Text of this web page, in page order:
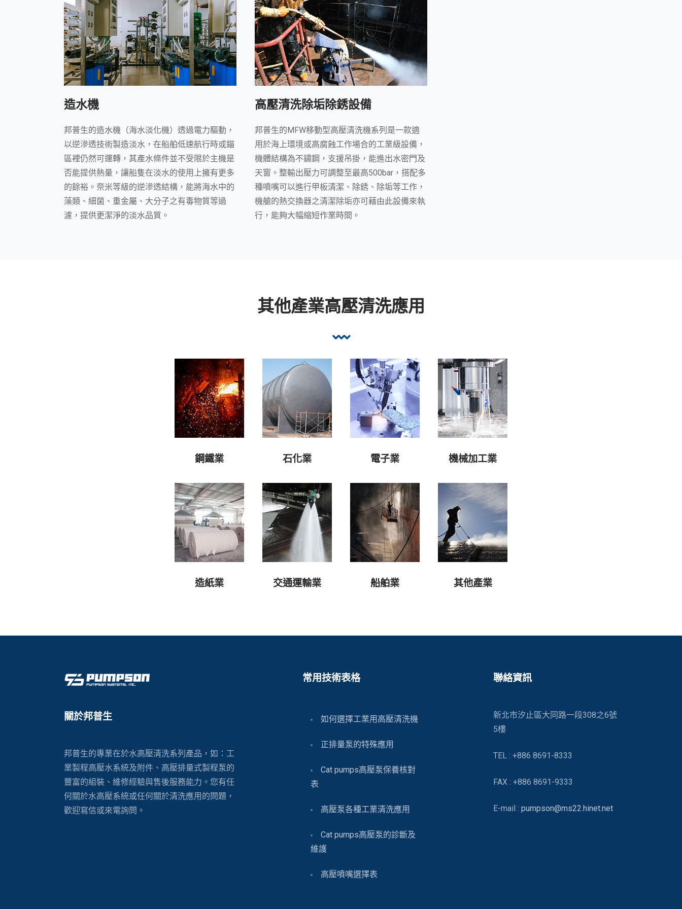
高壓清洗除垢除銹設備
邦普生的MFW移動型高壓清洗機系列是一款適
用於海上環境或高腐蝕工作場合的工業級設備，
機體結構為不鏽鋼，支援吊掛，能進出水密門及
天窗。整輸出壓力可調整至最高500bar，搭配多
種噴嘴可以進行甲板清潔、除銹、除垢等工作，
機艙的熱交換器之清潔除垢亦可藉由此設備來執
行，能夠大幅縮短作業時間。
造水機
邦普生的造水機（海水淡化機）透過電力驅動，
以逆滲透技術製造淡水，在船舶低速航行時或錨
區裡仍然可運轉，其產水條件並不受限於主機是
否能提供熱量，讓船隻在淡水的使用上擁有更多
的餘裕。奈米等級的逆滲透結構，能將海水中的
藻類、細菌、重金屬、大分子之有毒物質等過
濾，提供更潔淨的淡水品質。
其他產業高壓清洗應用
鋼鐵業 石化業 電子業 機械加工業
造紙業 交通運輸業 船舶業 其他產業
關於邦普生
邦普生的專業在於水高壓清洗系列產品，如：工
業製程高壓水系統及附件、高壓排量式製程泵的
豐富的組裝、維修經驗與售後服務能力。您有任
何關於水高壓系統或任何關於清洗應用的問題，
歡迎寫信或來電詢問。
常用技術表格
如何選擇工業用高壓清洗機
正排量泵的特殊應用
Cat pumps高壓泵保養核對
表
高壓泵各種工業清洗應用
Cat pumps高壓泵的診斷及
維護
高壓噴嘴選擇表
聯絡資訊
新北市汐止區大同路一段308之6號
5樓
TEL : +886 8691-8333
FAX : +886 8691-9333
E-mail : pumpson@ms22.hinet.net